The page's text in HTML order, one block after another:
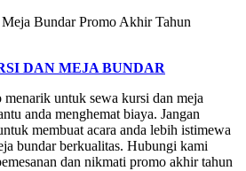
DAN MEJA BUNDAR
untuk sewa kursi dan meja
anda menghemat biaya. Jangan
membuat acara anda lebih istimewa
bundar berkualitas. Hubungi kami
dan nikmati promo akhir tahun